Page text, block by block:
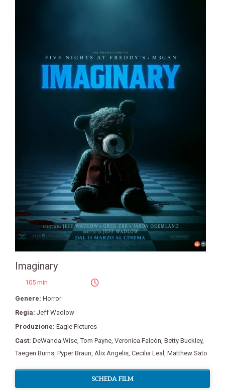
Imaginary
105 min
Genere: Horror
Regia: Jeff Wadlow
Produzione: Eagle Pictures
Cast: DeWanda Wise,Tom Payne, Veronica Falcón, Betty Buckley,
Taegen Burns, Pyper Braun, Alix Angelis, Cecilia Leal , Matthew Sato
SCHEDA FILM